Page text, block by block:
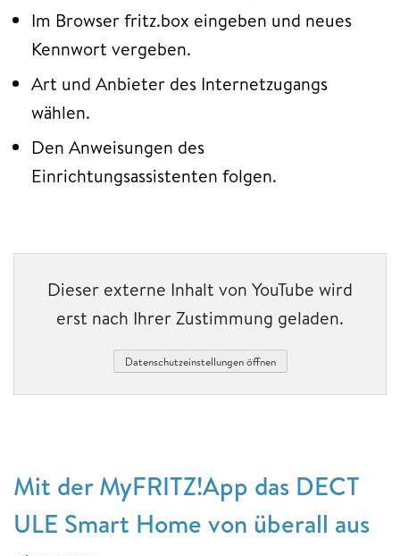
Im Browser fritz.box eingeben und neues
Kennwort vergeben.
Art und Anbieter des Internetzugangs
wählen.
Den Anweisungen des
Einrichtungsassistenten folgen.
Dieser externe Inhalt von YouTube wird
erst nach Ihrer Zustimmung geladen.
Datenschutzeinstellungen öffnen
Mit der MyFRITZ!App das DECT
ULE Smart Home von überall aus